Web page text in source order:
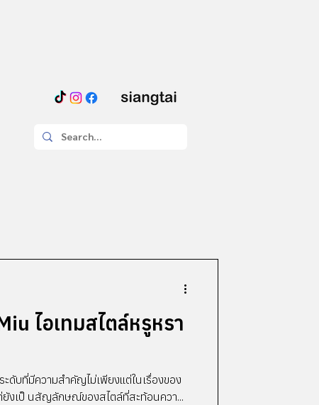
ไอเทมสไตล์หรูหรา
ดับที่มีความสำคัญไม่เพียงแต่ในเรื่องของ
ยังเป็ นสัญลักษณ์ของสไตล์ที่สะท้อนควา...